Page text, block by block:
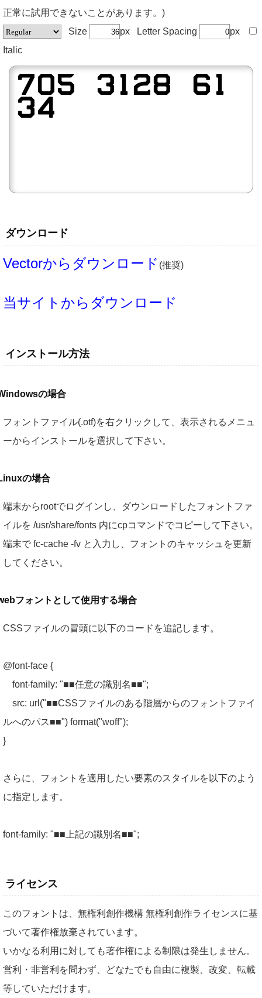
正常に試用できないことがあります。)
Size
px Letter Spacing
px
Italic
ダウンロード
Vectorからダウンロード (推奨)
当サイトからダウンロード
インストール方法
の場合
フォントファイル(.otf)を右クリックして、表示されるメニュ
ーからインストールを選択して下さい。
の場合
端末からrootでログインし、ダウンロードしたフォントファ
イルを /usr/share/fonts 内にcpコマンドでコピーして下さい。
端末で fc-cache -fv と入力し、フォントのキャッシュを更新
してください。
フォントとして使用する場合
CSSファイルの冒頭に以下のコードを追記します。
@font-face {
font-family: "■■任意の識別名■■";
src: url("■■CSSファイルのある階層からのフォントファイ
ルへのパス■■") format("woff");
}
さらに、フォントを適用したい要素のスタイルを以下のよう
に指定します。
font-family: "■■上記の識別名■■";
ライセンス
このフォントは、無権利創作機構 無権利創作ライセンスに基
づいて著作権放棄されています。
いかなる利用に対しても著作権による制限は発生しません。
営利・非営利を問わず、どなたでも自由に複製、改変、転載
等していただけます。